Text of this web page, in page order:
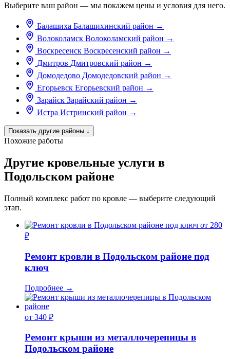
Выберите ваш район — мы покажем цены и условия для него.
Балашиха Балашихинский район →
Волоколамск Волоколамский район →
Воскресенск Воскресенский район →
Дмитров Дмитровский район →
Домодедово Домодедовский район →
Егорьевск Егорьевский район →
Зарайск Зарайский район →
Истра Истринский район →
Показать другие районы ↓
Похожие работы
Другие кровельные услуги в
Подольском районе
Полный комплекс работ по кровле — выберите следующий
этап.
от 280
₽
Ремонт кровли в Подольском районе под
ключ
Подробнее →
от 340 ₽
Ремонт крыши из металлочерепицы в
Подольском районе